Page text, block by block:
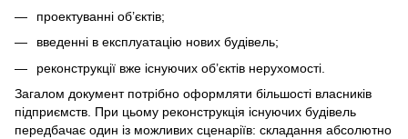
проектуванні об’єктів;
введенні в експлуатацію нових будівель;
реконструкції вже існуючих об’єктів нерухомості.
Загалом документ потрібно оформляти більшості власників
підприємств. При цьому реконструкція існуючих будівель
передбачає один із можливих сценаріїв: складання абсолютно